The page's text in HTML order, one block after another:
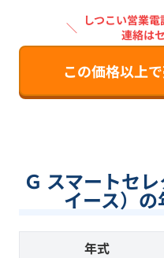
＼ しつこい営業電
連絡は
この価格以上
Ｇ スマートセ
イース）
年式